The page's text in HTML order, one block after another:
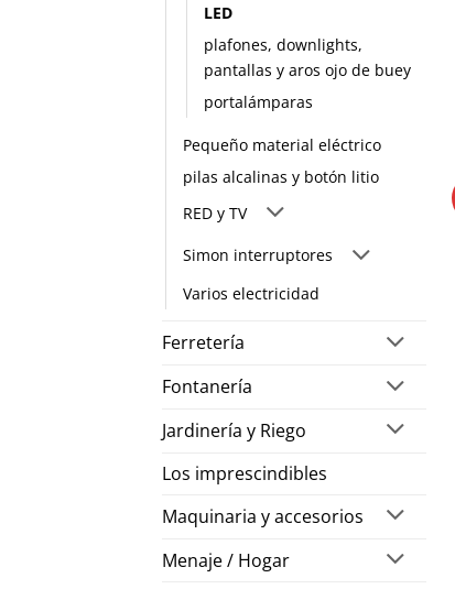
LED
plafones, downlights,
pantallas y aros ojo de buey
portalámparas
Pequeño material eléctrico
pilas alcalinas y botón litio
RED y TV
Simon interruptores
Varios electricidad
Ferretería
Fontanería
Jardinería y Riego
Los imprescindibles
Maquinaria y accesorios
Menaje / Hogar